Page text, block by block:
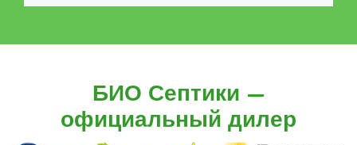
БИО Септики —
официальный дилер